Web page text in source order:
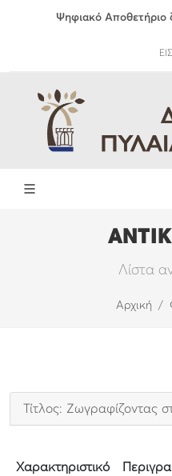
Ψηφιακό
Λίστα
Αρχική
Τίτλος: Ζωγραφίζοντας
Χαρακτηριστικό